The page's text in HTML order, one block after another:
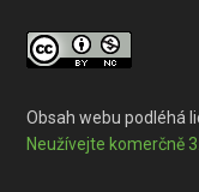
Obsah webu podléhá
Neužívejte komerčně